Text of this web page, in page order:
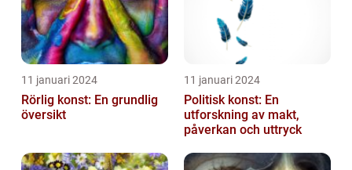
11 januari 2024
Rörlig konst: En grundlig
översikt
11 januari 2024
Politisk konst: En
utforskning av makt,
påverkan och uttryck